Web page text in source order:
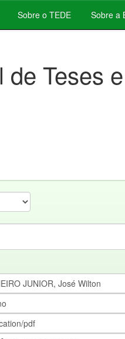
Sobre o TEDE Sobre a
Teses